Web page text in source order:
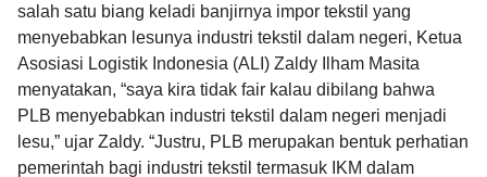
salah satu biang keladi banjirnya impor tekstil yang
menyebabkan lesunya industri tekstil dalam negeri, Ketua
Asosiasi Logistik Indonesia (ALI) Zaldy Ilham Masita
menyatakan, “saya kira tidak fair kalau dibilang bahwa
PLB menyebabkan industri tekstil dalam negeri menjadi
lesu,” ujar Zaldy. “Justru, PLB merupakan bentuk perhatian
pemerintah bagi industri tekstil termasuk IKM dalam